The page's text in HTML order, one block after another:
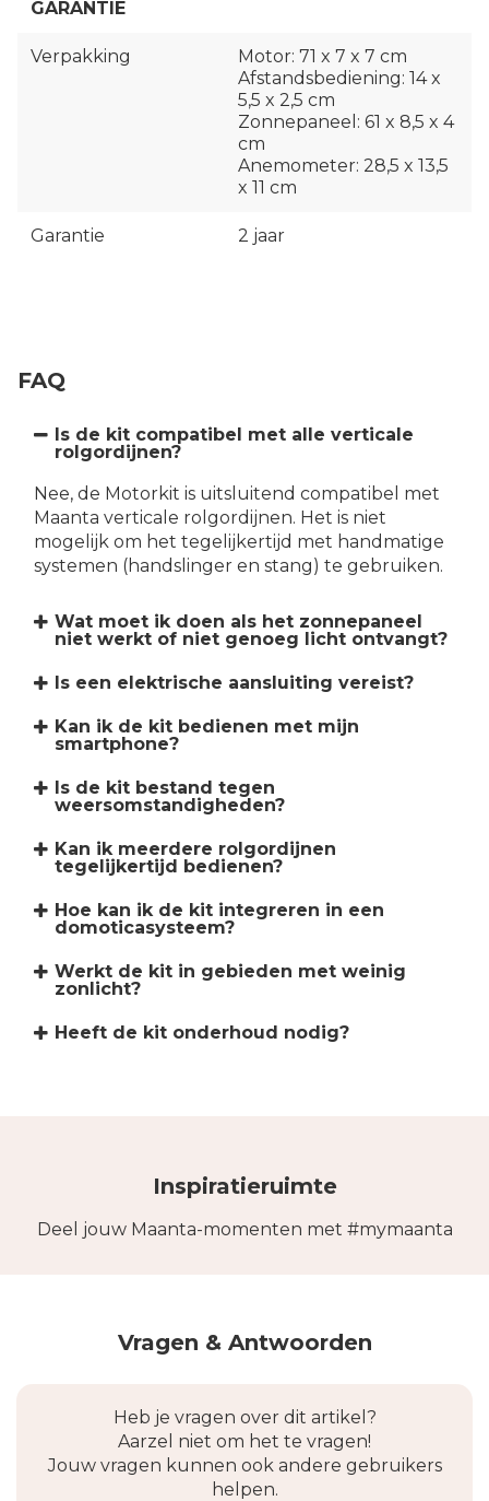
GARANTIE
Verpakking
Motor: 71 x 7 x 7 cm
Afstandsbediening: 14 x
5,5 x 2,5 cm
Zonnepaneel: 61 x 8,5 x 4
cm
Anemometer: 28,5 x 13,5
x 11 cm
Garantie 2 jaar
FAQ
Is de kit compatibel met alle verticale
rolgordijnen?
Nee, de Motorkit is uitsluitend compatibel met
Maanta verticale rolgordijnen. Het is niet
mogelijk om het tegelijkertijd met handmatige
systemen (handslinger en stang) te gebruiken.
Wat moet ik doen als het zonnepaneel
niet werkt of niet genoeg licht ontvangt?
Is een elektrische aansluiting vereist?
Kan ik de kit bedienen met mijn
smartphone?
Is de kit bestand tegen
weersomstandigheden?
Kan ik meerdere rolgordijnen
tegelijkertijd bedienen?
Hoe kan ik de kit integreren in een
domoticasysteem?
Werkt de kit in gebieden met weinig
zonlicht?
Heeft de kit onderhoud nodig?
Inspiratieruimte
Deel jouw Maanta-momenten met #mymaanta
Vragen & Antwoorden
Heb je vragen over dit artikel?
Aarzel niet om het te vragen!
Jouw vragen kunnen ook andere gebruikers
helpen.